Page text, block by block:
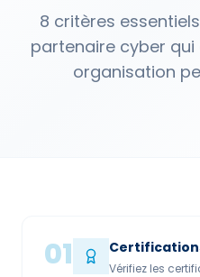
8 critères
partenaire cyber
organisation
01
Vérifiez les